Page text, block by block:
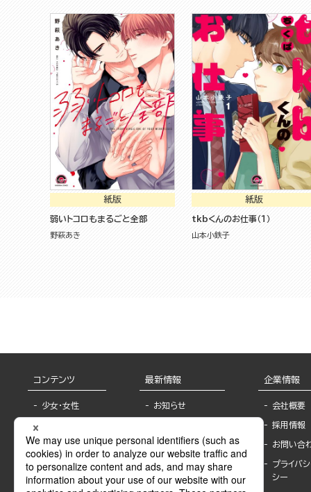
紙版
弱いトコロもまるごと全部
野萩あき
紙版
tkbくんのお仕事（１）
山本小鉄子
コンテンツ
少女・女性
BL
ライトノベル
青年・一般
最新情報
お知らせ
報
書店様へ
海外ライセンシー
企業情報
会社概要
採用情報
お問い合
プライバ
シー